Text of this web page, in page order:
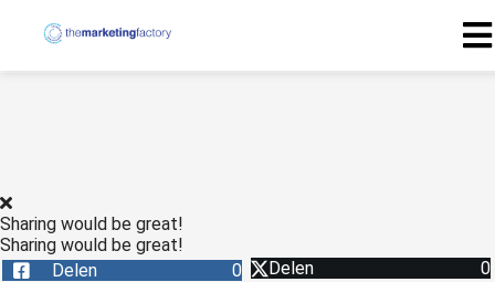
Sharing would be great!
Sharing would be great!
Delen
0 Delen
0